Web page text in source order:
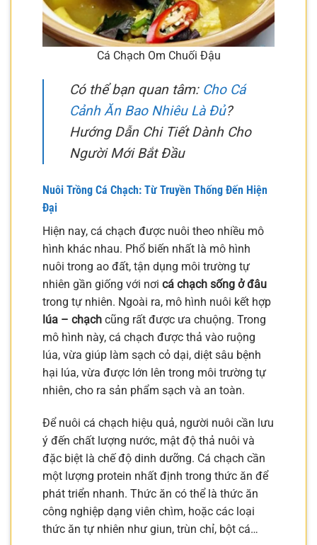
Cá Chạch Om Chuối Đậu
Có thể bạn quan tâm: Cho Cá
Cảnh Ăn Bao Nhiêu Là Đủ?
Hướng Dẫn Chi Tiết Dành Cho
Người Mới Bắt Đầu
Nuôi Trồng Cá Chạch: Từ Truyền Thống Đến Hiện
Đại
Hiện nay, cá chạch được nuôi theo nhiều mô
hình khác nhau. Phổ biến nhất là mô hình
nuôi trong ao đất, tận dụng môi trường tự
nhiên gần giống với nơi cá chạch sống ở đâu
trong tự nhiên. Ngoài ra, mô hình nuôi kết hợp
lúa – chạch cũng rất được ưa chuộng. Trong
mô hình này, cá chạch được thả vào ruộng
lúa, vừa giúp làm sạch cỏ dại, diệt sâu bệnh
hại lúa, vừa được lớn lên trong môi trường tự
nhiên, cho ra sản phẩm sạch và an toàn.
Để nuôi cá chạch hiệu quả, người nuôi cần lưu
ý đến chất lượng nước, mật độ thả nuôi và
đặc biệt là chế độ dinh dưỡng. Cá chạch cần
một lượng protein nhất định trong thức ăn để
phát triển nhanh. Thức ăn có thể là thức ăn
công nghiệp dạng viên chìm, hoặc các loại
thức ăn tự nhiên như giun, trùn chỉ, bột cá…